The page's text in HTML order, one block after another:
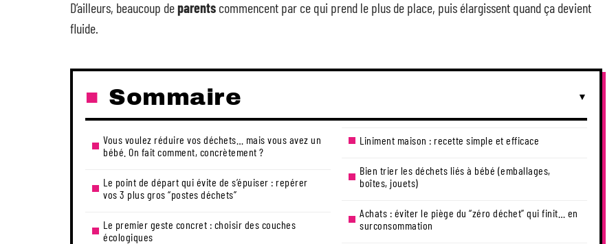
D’ailleurs, beaucoup deparents commencent par ce qui prend le plus de place, puis élargissent quand ça devient
fluide.
Sommaire
Vous voulez réduire vos déchets… mais vous avez un
bébé. On fait comment, concrètement ?
Le point de départ qui évite de s’épuiser : repérer
vos 3 plus gros “postes déchets”
Le premier geste concret : choisir des couches
écologiques
Liniment maison : recette simple et efficace
Bien trier les déchets liés à bébé (emballages,
boîtes, jouets)
Achats : éviter le piège du “zéro déchet” qui finit… en
surconsommation